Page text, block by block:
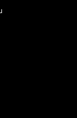
Universal 45